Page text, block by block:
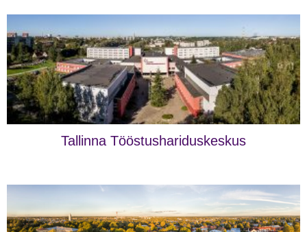
Tallinna Tööstushariduskeskus